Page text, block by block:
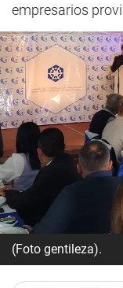
empresarios
(Foto gentileza).